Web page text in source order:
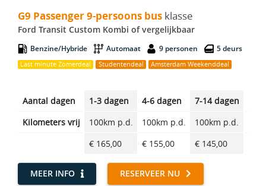
G9 Passenger 9-persoons bus klasse
Ford Transit Custom Kombi of vergelijkbaar
Benzine/Hybride Automaat 9 personen 5 deurs
Last minute Zomerdeal Studentendeal Amsterdam Weekenddeal
Aantal dagen 1-3 dagen 4-6 dagen 7-14 dagen
Kilometers vrij
100km p.d. 100km p.d. 100km p.d.
€ 165,00
€ 155,00 € 145,00
MEER INFO RESERVEER NU